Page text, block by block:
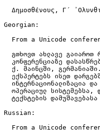
Δημοσθένους, Γ´
Georgian:
From a Unicode
გთხოვთ ახლავე გაიაროთ
კონფერენციაზე
ქ. მაინცში,
ექსპერტებს ისეთ
ინტერნაციონალიზაცია
ოპერაციულ სისტემებსა,
ტექსტების
Russian:
From a Unicode